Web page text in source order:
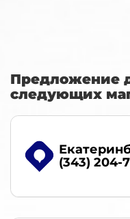
Предложение
следующих
(343) 204-